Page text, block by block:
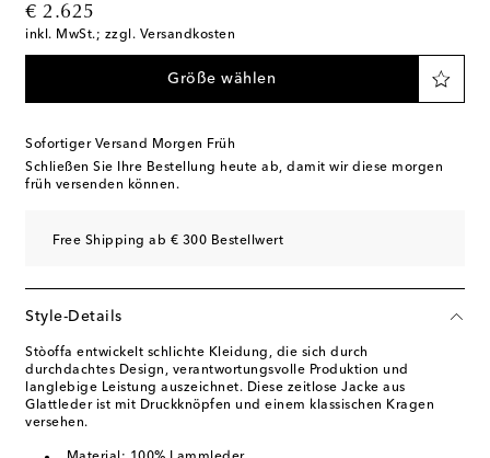
€ 2.625
original price
inkl. MwSt.; zzgl. Versandkosten
Größe wählen
Sofortiger Versand Morgen Früh
Schließen Sie Ihre Bestellung heute ab, damit wir diese morgen
früh versenden können.
Free Shipping ab € 300 Bestellwert
Style-Details
Stòoffa entwickelt schlichte Kleidung, die sich durch
durchdachtes Design, verantwortungsvolle Produktion und
langlebige Leistung auszeichnet. Diese zeitlose Jacke aus
Glattleder ist mit Druckknöpfen und einem klassischen Kragen
versehen.